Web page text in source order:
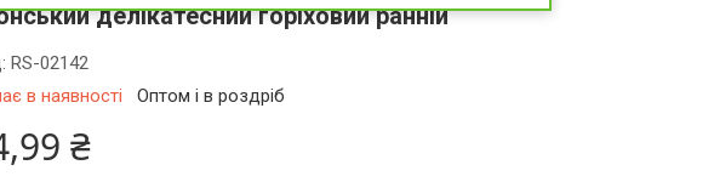
делікатесний горіховий ранній
в наявності Оптом і в роздріб
RS-02142
₴